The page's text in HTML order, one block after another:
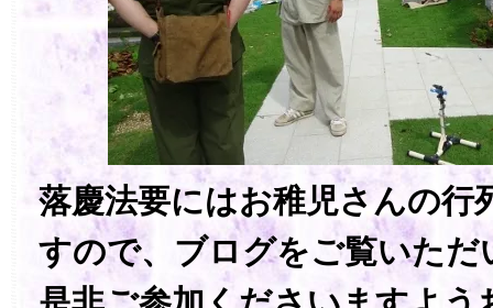
落慶法要にはお稚児さんの行
すので、ブログをご覧いただ